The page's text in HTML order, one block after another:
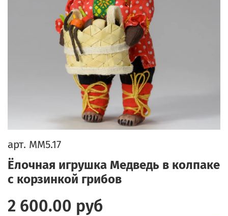
арт. ММ5.17
Ёлочная игрушка Медведь в колпаке
с корзинкой грибов
2 600.00 руб